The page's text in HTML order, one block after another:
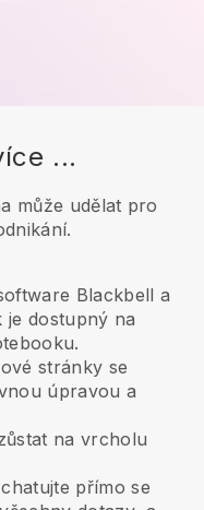
...
může udělat pro
Blackbell a
dostupný na
stránky se
úpravou a
na vrcholu
přímo se